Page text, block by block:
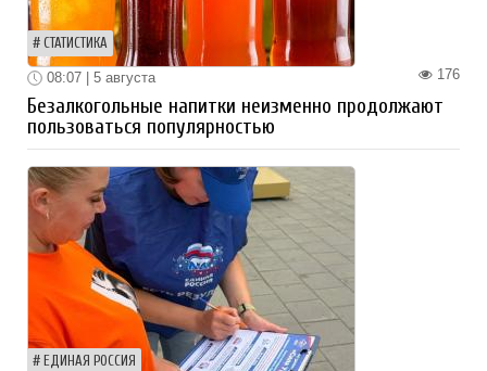
СТАТИСТИКА
176
08:07 | 5 августа
Безалкогольные напитки неизменно продолжают
пользоваться популярностью
ЕДИНАЯ РОССИЯ